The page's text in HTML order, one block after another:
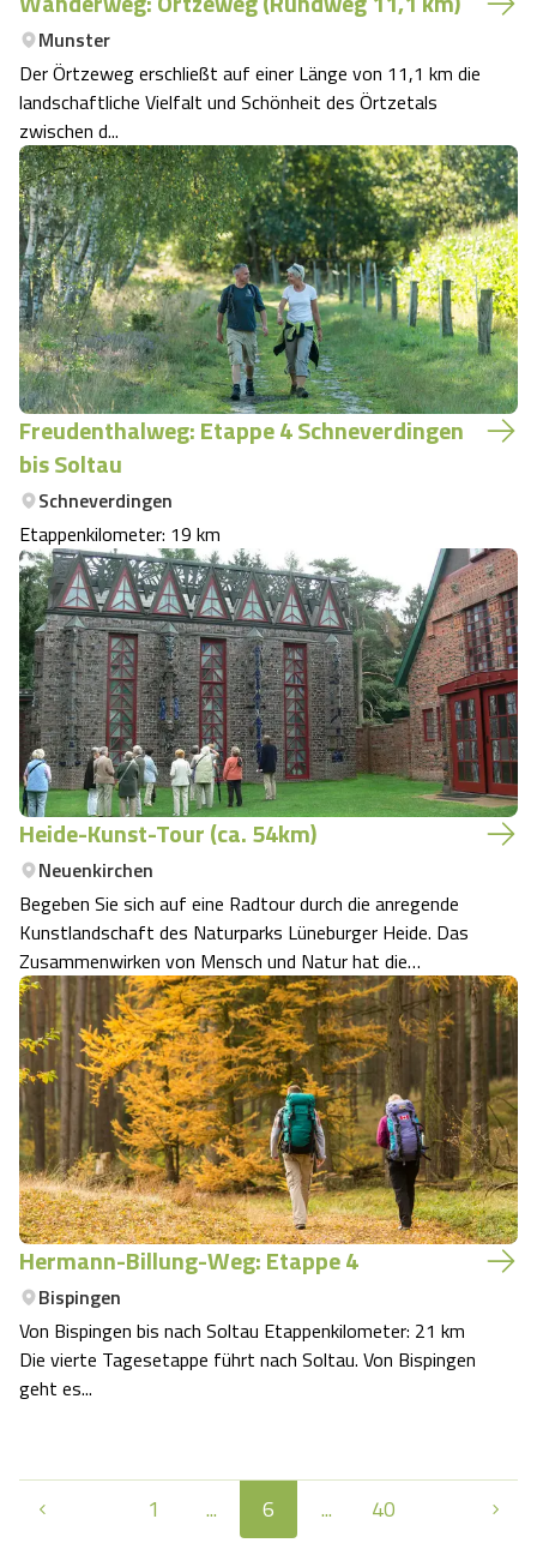
Munster
Der Örtzeweg erschließt auf einer Länge von 11,1 km die
landschaftliche Vielfalt und Schönheit des Örtzetals
zwischen d...
Freudenthalweg: Etappe 4 Schneverdingen
bis Soltau
Schneverdingen
Etappenkilometer: 19 km
Heide-Kunst-Tour (ca. 54km)
Neuenkirchen
Begeben Sie sich auf eine Radtour durch die anregende
Kunstlandschaft des Naturparks Lüneburger Heide. Das
Zusammenwirken von Mensch und Natur hat die
Heidelandschaft geprägt. Künstlerinnen und Künstler
reagieren darauf und ermöglichen Ihnen neue Blicke auf
dieses spannungsreiche Verhältnis zu werf…
Hermann-Billung-Weg: Etappe 4
Bispingen
Von Bispingen bis nach Soltau Etappenkilometer: 21 km
Die vierte Tagesetappe führt nach Soltau. Von Bispingen
geht es...
1 ... 6 ... 40